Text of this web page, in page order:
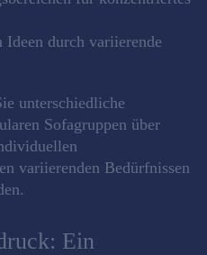
durch variierende
unterschiedliche
Sofagruppen über
variierenden Bedürfnissen
Ein